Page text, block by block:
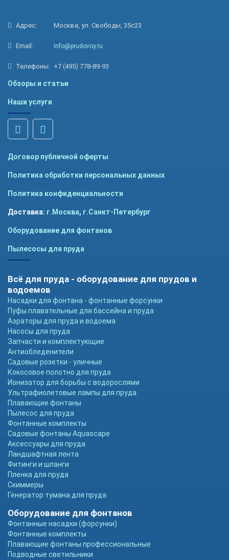
Адрес: Москва, ул. Свободы, 35с23
Email: info@prudovoy.ru
Телефоны: +7 (495) 778-89-93
Обзоры и статьи
Наши услуги
Договор публичной оферты
Политика обработки персональных данных
Политика конфиденциальности
Доставка: г.Москва, г.Санкт-Петербург
Оборудование для фонтанов
Пылесосы для пруда
Всё для пруда - оборудование для прудов и
водоемов
Насадки для фонтана - фонтанные форсунки
Пуфы плавательные для бассейна и пруда
Аэраторы для пруда и водоема
Насосы для пруда
Запчасти и комплектующие
Антиобледенители
Садовые розетки - уличные
Кокосовое полотно для пруда
Ионизатор для борьбы с водорослями
Ультрафиолетовые лампы для пруда
Плавающие фонтаны
Пылесос для пруда
Фонтанные комплекты
Садовые фонтаны Aquascape
Аксессуары для пруда
Ландшафтная лента
Фитинги и шланги
Пленка для пруда
Скиммеры
Генератор тумана для пруда
Оборудование для фонтанов
Фонтанные насадки (форсунки)
Фонтанные комплекты
Плавающие фонтаны профессиональные
Подводные светильники